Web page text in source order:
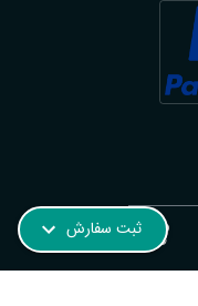
فوری و آنلاینثبت سفارش